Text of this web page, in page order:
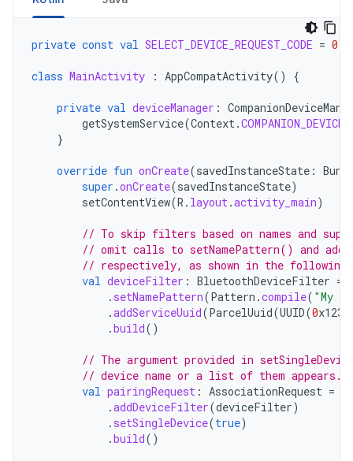
private const val SELECT_DEVICE_REQUEST_CODE = 0
class MainActivity : AppCompatActivity() {
private val deviceManager :
getSystemService(Context .
}
override fun onCreate(savedInstanceState :
super .onCreate(savedInstanceState)
setContentView(R . layout .activity_main)
// To skip filters based on names and
// omit calls to setNamePattern() and
// respectively, as shown in the following
val deviceFilter : BluetoothDeviceFilter =
. setNamePattern(Pattern .compile( "My
.addServiceUuid(ParcelUuid(UUID(0
.build()
// The argument provided in
// device name or a list of them appears.
val pairingRequest : AssociationRequest =
.addDeviceFilter(deviceFilter)
. setSingleDevice(true)
.build()